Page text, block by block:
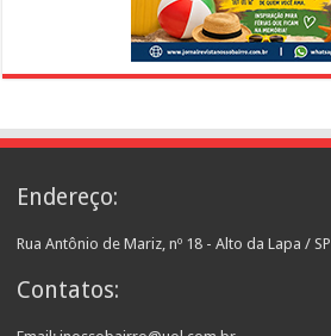
Endereço:
Rua Antônio de Mariz, nº 18 - Alto da Lapa / SP
Contatos: